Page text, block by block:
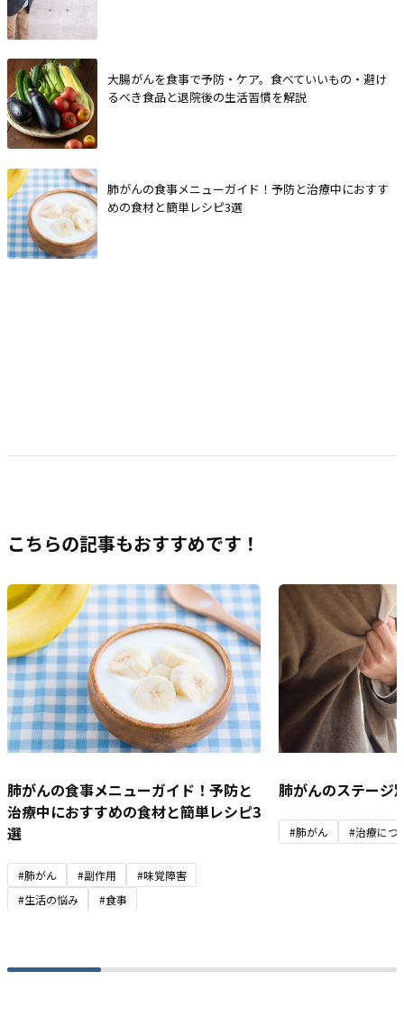
大腸がんを食事で予防・ケア。食べていいもの・避け
るべき食品と退院後の生活習慣を解説
肺がんの食事メニューガイド！予防と治療中におすす
めの食材と簡単レシピ3選
こちらの記事もおすすめです！
肺がんの食事メニューガイド！予防と
治療中におすすめの食材と簡単レシピ3
選
#肺がん #副作用
#味覚障害
#生活の悩み
#食事
肺がんのステージ
#肺がん #治療につ